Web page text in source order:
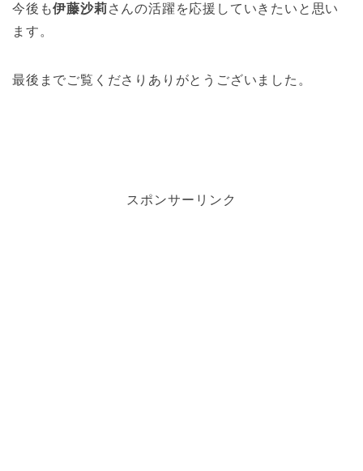
今後も伊藤沙莉さんの活躍を応援していきたいと思い
ます。
最後までご覧くださりありがとうございました。
スポンサーリンク